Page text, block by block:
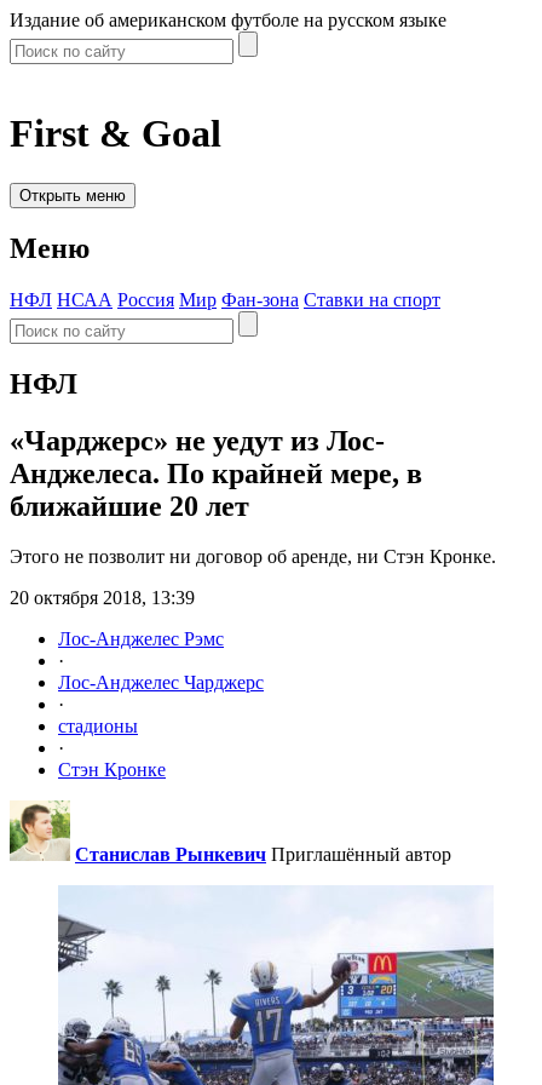
Издание об американском футболе на русском языке
First & Goal
Открыть меню
Меню
НФЛ НСАА Россия Мир Фан-зона Ставки на спорт
НФЛ
«Чарджерс» не уедут из Лос-
Анджелеса. По крайней мере, в
ближайшие 20 лет
Этого не позволит ни договор об аренде, ни Стэн Кронке.
20 октября 2018, 13:39
Лос-Анджелес Рэмс
·
Лос-Анджелес Чарджерс
·
стадионы
·
Стэн Кронке
Станислав Рынкевич Приглашённый автор